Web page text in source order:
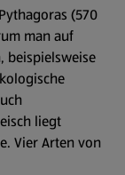
(570
man auf
beispielsweise
liegt
Vier Arten von